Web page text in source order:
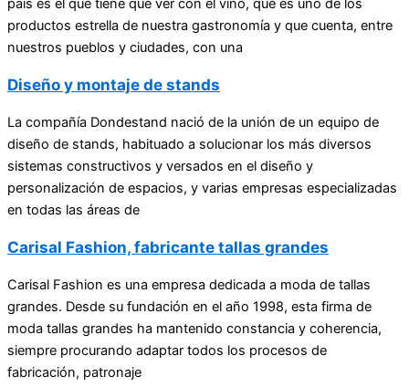
productos estrella de nuestra gastronomía y que cuenta, entre
nuestros pueblos y ciudades, con una
Diseño y montaje de stands
La compañía Dondestand nació de la unión de un equipo de
diseño de stands, habituado a solucionar los más diversos
sistemas constructivos y versados en el diseño y
personalización de espacios, y varias empresas especializadas
en todas las áreas de
Carisal Fashion, fabricante tallas grandes
Carisal Fashion es una empresa dedicada a moda de tallas
grandes. Desde su fundación en el año 1998, esta firma de
moda tallas grandes ha mantenido constancia y coherencia,
siempre procurando adaptar todos los procesos de
fabricación, patronaje